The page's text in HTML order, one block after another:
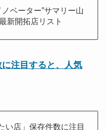
ノベーター”サマリー山
新開拓店リスト
注目すると、人気
い店」保存件数に注目